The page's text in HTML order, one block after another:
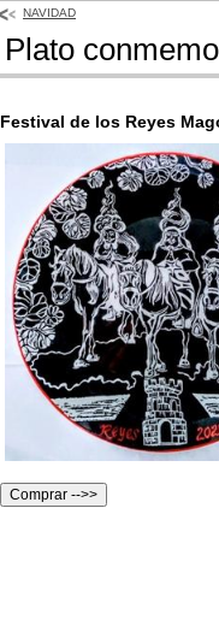
NAVIDAD
Plato
Festival de los Reyes